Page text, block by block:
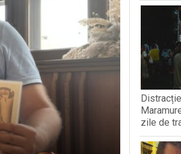
Vasile Mariș s-a alăturat echipei
timpurii, organizată la Cluj-
zile de